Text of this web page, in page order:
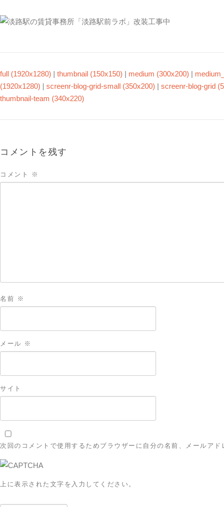
full (1920x1280) | thumbnail (150x150) | medium (300x200) |
(1920x1280) | screenr-blog-grid-small (350x200) | screenr-blog-grid
thumbnail-team (340x220)
コメントを残す
コメント ※
名前 ※
メール ※
サイト
次回のコメントで使用するためブラウザーに自分の名前、メールアド
上に表示された文字を入力してください。